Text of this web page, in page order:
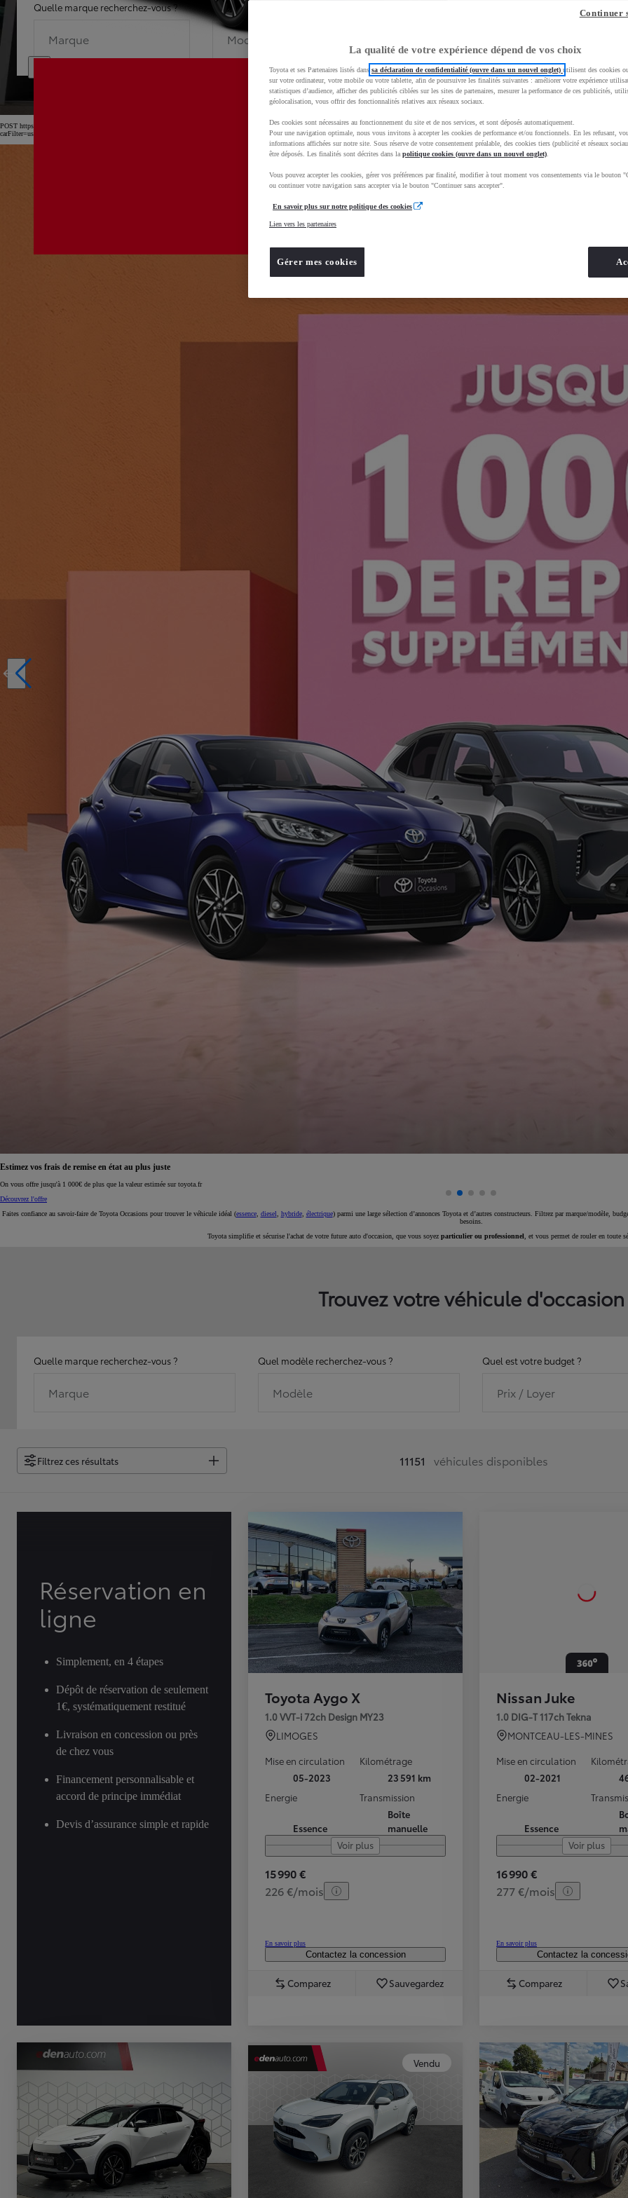
Nouvelle Yaris Cross
Disponible prochainement
TOYOTA C-HR
HYBRIDE OU HYBRIDE RECHARGEABLE
Quelle marque recherchez-vous ?
Marque
Quel modèle recherchez-vous ?
Modèle
Dans quelle
POST https://usc-webcomponents.toyota-europe.com/v1/car-filter-header/fr/fr?
Estimez vos frais de remise en état au plus juste
On vous offre jusqu'à 1 000€ de plus que la valeur estimée sur toyota.fr
Découvrez l'offre
Faites confiance au savoir-faire de Toyota Occasions pour trouver le véhicule idéal (essence, diesel hybride, électrique) parmi une large sélection d’annonces Toyota et d’autres constructeurs. Filtrez par marque/modèle,
besoins.
Toyota simplifie et sécurise l'achat de votre future auto d'occasion, que vous soyez particulier ou professionnel , et vous permet de rouler en toute
Trouvez votre véhicule d'occasion
Quelle marque recherchez-vous ?
Marque
Quel modèle recherchez-vous ?
Modèle
Quel est votre budget ?
Prix / Loyer
Filtrez ces résultats 11151 véhicules disponibles
Réservation en
ligne
Simplement, en 4 étapes
Dépôt de réservation de seulement
1€, systématiquement restitué
Livraison en concession ou près
de chez vous
Financement personnalisable et
accord de principe immédiat
Devis d’assurance simple et rapide
Toyota Aygo X
1.0 VVT-i 72ch Design MY23
LIMOGES
Mise en circulation
05-2023
Kilométrage
23 591 km
Energie
Essence
Transmission
Boîte
manuelle
Voir plus
15 990 €
226 €/mois
En savoir plus
Contactez la concession
Comparez Sauvegardez
Nissan Juke
1.0 DIG-T 117ch Tekna
MONTCEAU-LES-MINES
Mise en circulation
02-2021
Energie
Essence
Voir plus
16 990 €
277 €/mois
En savoir plus
Contactez la
Comparez
Vendu
La qualité de votre expérience dépend de vos choix
Toyota et ses Partenaires listés dans sa déclaration de confidentialité (ouvre dans un nouvel onglet) utilisent des cookies
sur votre ordinateur, votre mobile ou votre tablette, afin de poursuivre les finalités suivantes : améliorer votre expérience
statistiques d’audience, afficher des publicités ciblées sur les sites de partenaires, mesurer la performance de ces publicités,
géolocalisation, vous offrir des fonctionnalités relatives aux réseaux sociaux.
Des cookies sont nécessaires au fonctionnement du site et de nos services, et sont déposés automatiquement.
Pour une navigation optimale, nous vous invitons à accepter les cookies de performance et/ou fonctionnels. En les refusant,
informations affichées sur notre site. Sous réserve de votre consentement préalable, des cookies tiers (publicité et réseaux
être déposés. Les finalités sont décrites dans la politique cookies (ouvre dans un nouvel onglet)
Vous pouvez accepter les cookies, gérer vos préférences par finalité, modifier à tout moment vos consentements via le bouton
ou continuer votre navigation sans accepter via le bouton "Continuer sans accepter".
En savoir plus sur notre politique des cookies
Lien vers les partenaires
Gérer mes cookies
Continuer